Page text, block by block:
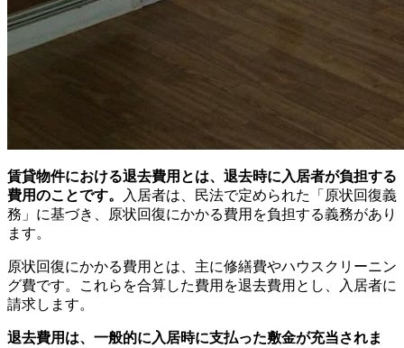
賃貸物件における退去費用とは、退去時に入居者が負担する
費用のことです。
入居者は、民法で定められた「原状回復義
務」に基づき、原状回復にかかる費用を負担する義務があり
ます。
原状回復にかかる費用とは、主に修繕費やハウスクリーニン
グ費です。これらを合算した費用を退去費用とし、入居者に
請求します。
退去費用は、一般的に入居時に支払った敷金が充当されま